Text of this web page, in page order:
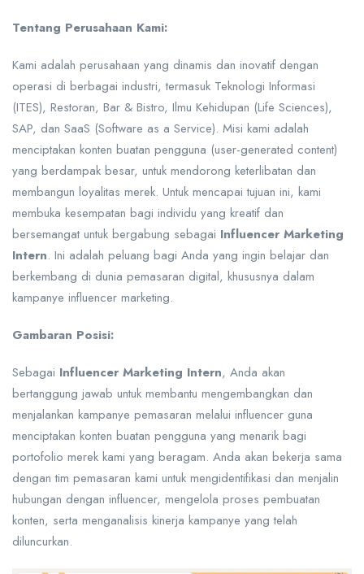
Tentang Perusahaan Kami:
Kami adalah perusahaan yang dinamis dan inovatif dengan
operasi di berbagai industri, termasuk Teknologi Informasi
(ITES), Restoran, Bar & Bistro, Ilmu Kehidupan (Life Sciences),
SAP, dan SaaS (Software as a Service). Misi kami adalah
menciptakan konten buatan pengguna (user-generated content)
yang berdampak besar, untuk mendorong keterlibatan dan
membangun loyalitas merek. Untuk mencapai tujuan ini, kami
membuka kesempatan bagi individu yang kreatif dan
bersemangat untuk bergabung sebagai Influencer Marketing
Intern. Ini adalah peluang bagi Anda yang ingin belajar dan
berkembang di dunia pemasaran digital, khususnya dalam
kampanye influencer marketing.
Gambaran Posisi:
Sebagai Influencer Marketing Intern, Anda akan
bertanggung jawab untuk membantu mengembangkan dan
menjalankan kampanye pemasaran melalui influencer guna
menciptakan konten buatan pengguna yang menarik bagi
portofolio merek kami yang beragam. Anda akan bekerja sama
dengan tim pemasaran kami untuk mengidentifikasi dan menjalin
hubungan dengan influencer, mengelola proses pembuatan
konten, serta menganalisis kinerja kampanye yang telah
diluncurkan.